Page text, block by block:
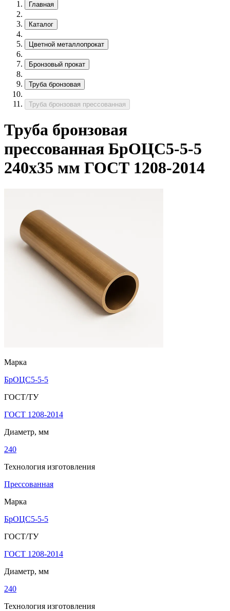
Главная
Каталог
Цветной металлопрокат
Бронзовый прокат
Труба бронзовая
Труба бронзовая прессованная
Труба бронзовая
прессованная БрОЦС5-5-5
240х35 мм ГОСТ 1208-2014
Марка
БрОЦС5-5-5
ГОСТ/ТУ
ГОСТ 1208-2014
Диаметр, мм
240
Технология изготовления
Прессованная
Марка
БрОЦС5-5-5
ГОСТ/ТУ
ГОСТ 1208-2014
Диаметр, мм
240
Технология изготовления